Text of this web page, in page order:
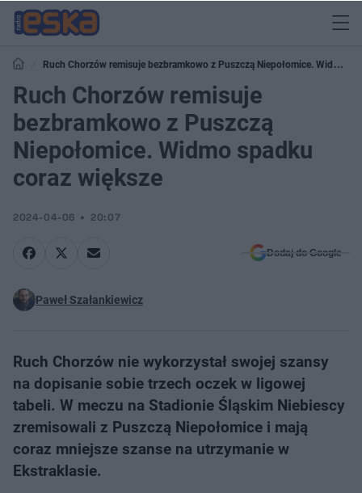
Ruch Chorzów remisuje bezbramkowo z Puszczą Niepołomice. Widmo
spadku coraz większe
Ruch Chorzów remisuje
bezbramkowo z Puszczą
Niepołomice. Widmo spadku
coraz większe
2024-04-06 20:07
Dodaj do Google
Paweł Szałankiewicz
Ruch Chorzów nie wykorzystał swojej szansy
na dopisanie sobie trzech oczek w ligowej
tabeli. W meczu na Stadionie Śląskim Niebiescy
zremisowali z Puszczą Niepołomice i mają
coraz mniejsze szanse na utrzymanie w
Ekstraklasie.